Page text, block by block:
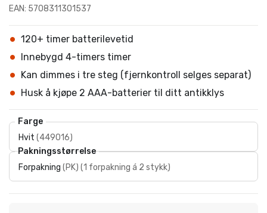
EAN: 5708311301537
120+ timer batterilevetid
Innebygd 4-timers timer
Kan dimmes i tre steg (fjernkontroll selges separat)
Husk å kjøpe 2 AAA-batterier til ditt antikklys
Farge
Hvit (449016)
Pakningsstørrelse
Forpakning (PK) (1 forpakning á 2 stykk)